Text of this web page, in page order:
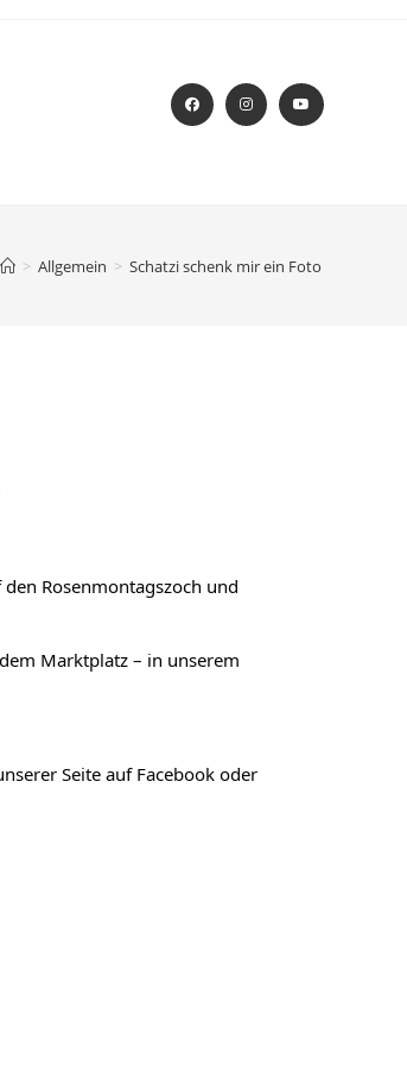
> Allgemein > Schatzi schenk mir ein Foto
Rosenmontagszoch und
Marktplatz – in unserem
Seite auf Facebook oder